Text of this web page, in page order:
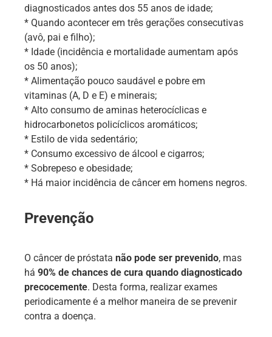
diagnosticados antes dos 55 anos de idade;
* Quando acontecer em três gerações consecutivas
(avô, pai e filho);
* Idade (incidência e mortalidade aumentam após
os 50 anos);
* Alimentação pouco saudável e pobre em
vitaminas (A, D e E) e minerais;
* Alto consumo de aminas heterocíclicas e
hidrocarbonetos policíclicos aromáticos;
* Estilo de vida sedentário;
* Consumo excessivo de álcool e cigarros;
* Sobrepeso e obesidade;
* Há maior incidência de câncer em homens negros.
Prevenção
O câncer de próstata não pode ser prevenido, mas
há 90% de chances de cura quando diagnosticado
precocemente. Desta forma, realizar exames
periodicamente é a melhor maneira de se prevenir
contra a doença.